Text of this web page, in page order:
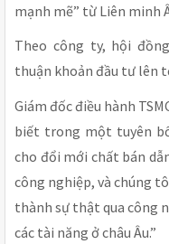
mạnh mẽ” từ Liên minh
Theo công ty, hội
thuận khoản đầu tư lên
Giám đốc điều hành
biết trong một tuyên
cho đổi mới chất bán
công nghiệp, và chúng
thành sự thật qua công
các tài năng ở châu Âu.”